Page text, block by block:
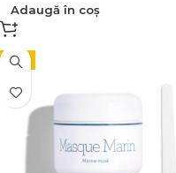
Adaugă în coș
-5%